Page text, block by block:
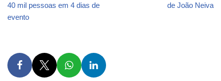
40 mil pessoas em 4 dias de
evento
de João Neiva